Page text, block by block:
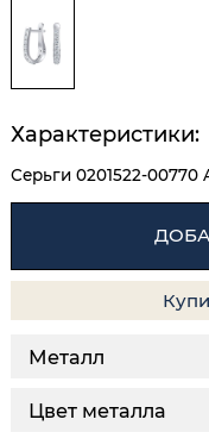
Характеристики:
Серьги 0201522-00770
Металл
Цвет металла